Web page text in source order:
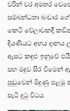
වරින් වර අමතර
සම්බන්ධතා බංඩාර
කෙටි වේලාවකදී
දියණියට අභය දානය
ඇසට කඳුළු ඉනුවේ
සහ මදුව සිර වීමෙන්
පුඩුවෙන් මිදුණු පළමු
සැටි දුටු විටය.